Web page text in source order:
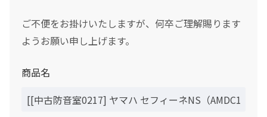
0
ボーナス月の加算（上乗せ）金額をスライドして下さい（1万円単位）
シュミレーション結果
月々のお支払金額
域等により出張費加算の場合あり）原則として近畿圏のみ
納入可能ですが、遠方の場合はご相談下さい。
設置に必要な寸法については室外寸法に加え、壁から5セ
防音室用の電源は設置室の壁コンセントを使用します。コ
ご不便をお掛けいたしますが、何卒ご理解賜ります
ようお願い申し上げます。
商品名